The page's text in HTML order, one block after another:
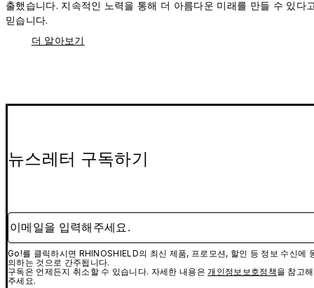
출했습니다. 지속적인 노력을 통해 더 아름다운 미래를 만들 수 있다
믿습니다.
더 알아보기
뉴스레터 구독하기
이메일을 입력해주세요.
Go!를 클릭하시면 RHINOSHIELD의 최신 제품, 프로모션, 할인 등 정보 수신에
의하는 것으로 간주됩니다.
구독은 언제든지 취소할 수 있습니다. 자세한 내용은 개인정보보호정책을 참고해
주세요.